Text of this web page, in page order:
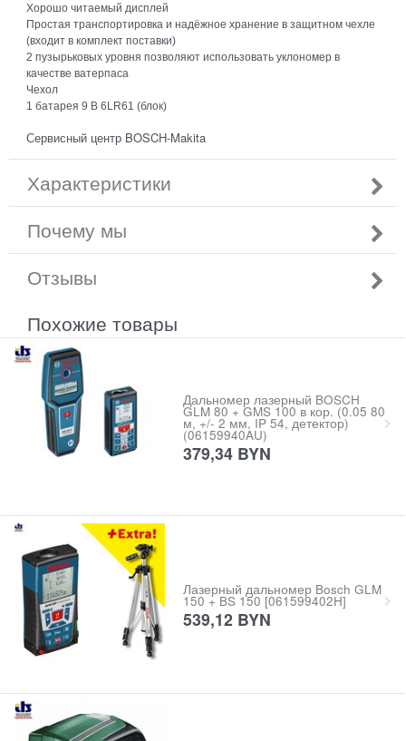
Хорошо читаемый дисплей
Простая транспортировка и надёжное хранение в защитном чехле
(входит в комплект поставки)
2 пузырьковых уровня позволяют использовать уклономер в
качестве ватерпаса
Чехол
1 батарея 9 В 6LR61 (блок)
Сервисный центр BOSCH-Makita
Характеристики
Почему мы
Отзывы
Похожие товары
Дальномер лазерный BOSCH
GLM 80 + GMS 100 в кор. (0.05 80
м, +/- 2 мм, IP 54, детектор)
(06159940AU)
379,34 BYN
Лазерный дальномер Bosch GLM
150 + BS 150 [061599402H]
539,12 BYN